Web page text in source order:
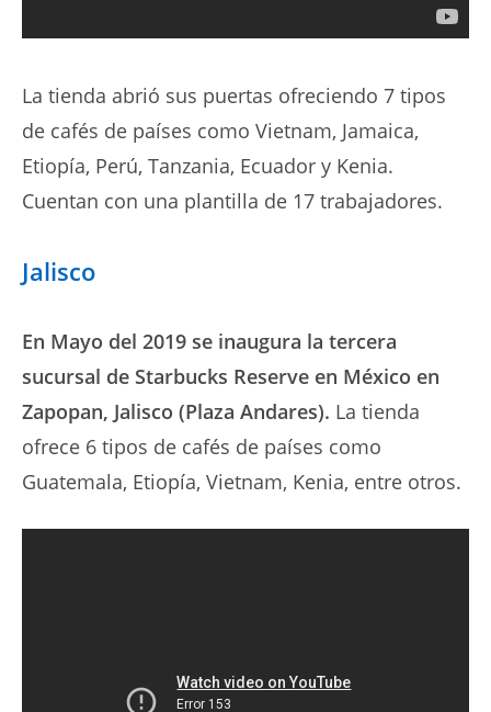
La tienda abrió sus puertas ofreciendo 7 tipos
de cafés de países como Vietnam, Jamaica,
Etiopía, Perú, Tanzania, Ecuador y Kenia.
Cuentan con una plantilla de 17 trabajadores.
Jalisco
En Mayo del 2019 se inaugura la tercera
sucursal de Starbucks Reserve en México en
Zapopan, Jalisco (Plaza Andares). La tienda
ofrece 6 tipos de cafés de países como
Guatemala, Etiopía, Vietnam, Kenia, entre otros.